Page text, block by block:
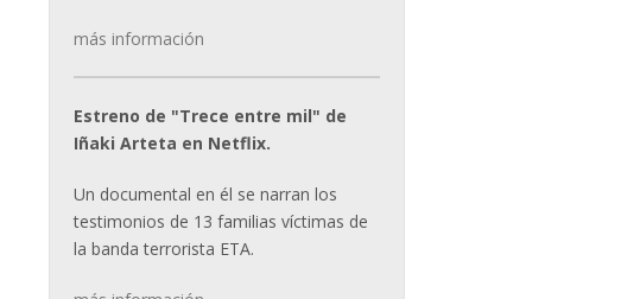
más información
Estreno de "Trece entre mil" de
Iñaki Arteta en Netflix.
Un documental en él se narran los
testimonios de 13 familias víctimas de
la banda terrorista ETA.